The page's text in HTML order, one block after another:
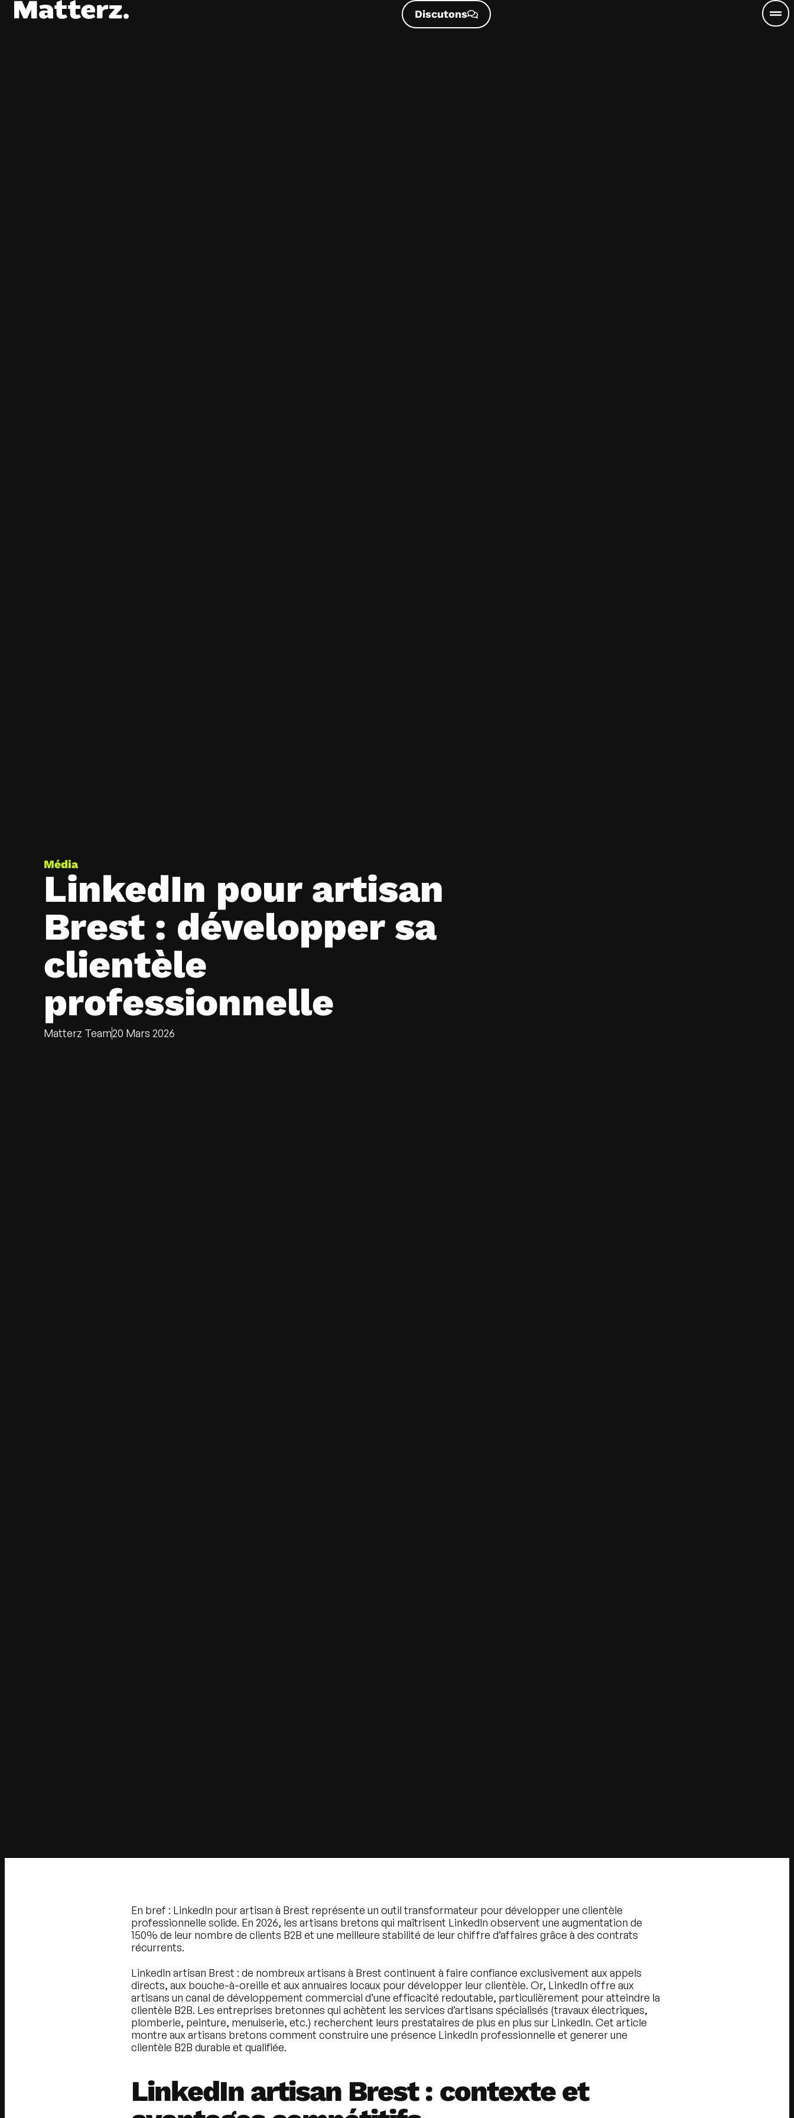
Discutons
Média
LinkedIn pour artisan
Brest : développer sa
clientèle
professionnelle
Matterz Team20 Mars 2026
En bref : LinkedIn pour artisan à Brest représente un outil transformateur pour développer une clientèle
professionnelle solide. En 2026, les artisans bretons qui maîtrisent LinkedIn observent une augmentation de
150% de leur nombre de clients B2B et une meilleure stabilité de leur chiffre d’affaires grâce à des contrats
récurrents.
LinkedIn artisan Brest : de nombreux artisans à Brest continuent à faire confiance exclusivement aux appels
directs, aux bouche-à-oreille et aux annuaires locaux pour développer leur clientèle. Or, LinkedIn offre aux
artisans un canal de développement commercial d’une efficacité redoutable, particulièrement pour atteindre la
clientèle B2B. Les entreprises bretonnes qui achètent les services d’artisans spécialisés (travaux électriques,
plomberie, peinture, menuiserie, etc.) recherchent leurs prestataires de plus en plus sur LinkedIn. Cet article
montre aux artisans bretons comment construire une présence LinkedIn professionnelle et generer une
clientèle B2B durable et qualifiée.
LinkedIn artisan Brest : contexte et